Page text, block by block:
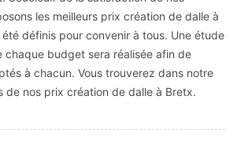
les meilleurs prix création de dalle à
définis pour convenir à tous. Une étude
chaque budget sera réalisée afin de
à chacun. Vous trouverez dans notre
de nos prix création de dalle à Bretx.